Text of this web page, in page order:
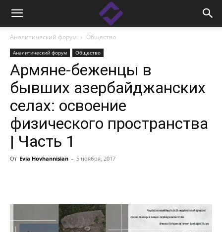
Аналитический форум Общество
Аналитический форум Общество
Армяне-беженцы в
бывших азербайджанских
селах: освоение
физического пространства
| Часть 1
От Evia Hovhannisian - 5 ноября, 2017